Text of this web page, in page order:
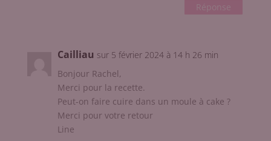
Réponse
Cailliau sur 5 février 2024 à 14 h 26 min
Bonjour Rachel,
Merci pour la recette.
Peut-on faire cuire dans un moule à cake ?
Merci pour votre retour
Line